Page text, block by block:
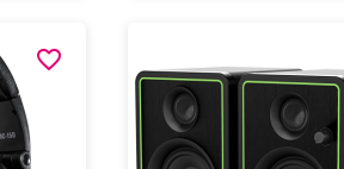
favorite_border